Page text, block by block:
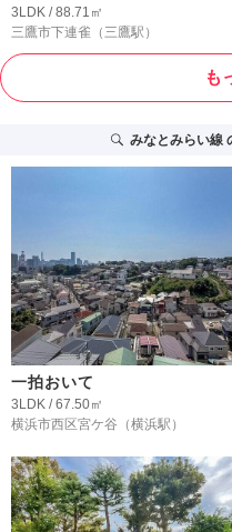
3LDK / 88.71㎡
三鷹市下連雀 （三鷹駅）
も
みなとみらい線
一拍おいて
3LDK / 67.50㎡
横浜市西区宮ケ谷 （横浜駅）